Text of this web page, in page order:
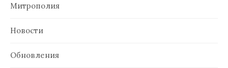
Митрополия
Новости
Обновления